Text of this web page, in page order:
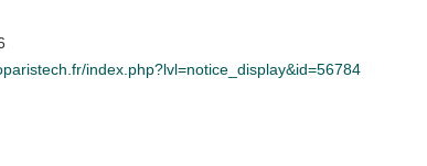
index.php?lvl=notice_display&id=56784